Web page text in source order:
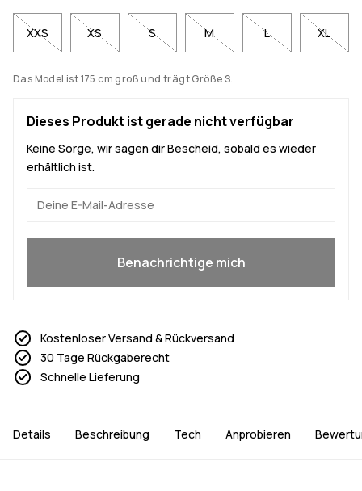
XXS XS S M L XL
Das Model ist 175 cm groß und trägt Größe S.
Dieses Produkt ist gerade nicht verfügbar
Keine Sorge, wir sagen dir Bescheid, sobald es wieder
erhältlich ist.
Benachrichtige mich
Kostenloser Versand & Rückversand
30 Tage Rückgaberecht
Schnelle Lieferung
Details Beschreibung Tech Anprobieren